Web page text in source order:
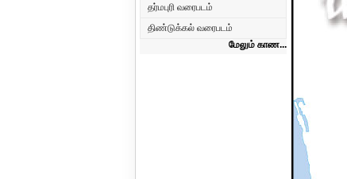
தர்மபுரி வரைபடம்
திண்டுக்கல் வரைபடம்
மேலும் காண...